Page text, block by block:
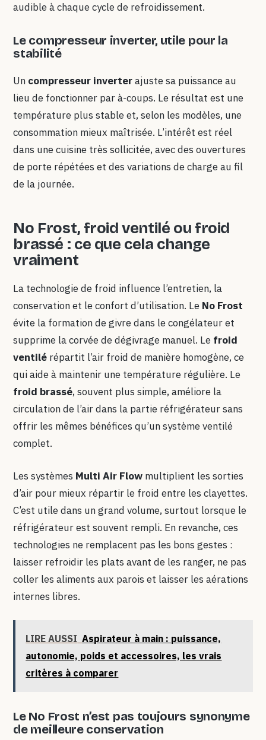
audible à chaque cycle de refroidissement.
Le compresseur inverter, utile pour la
stabilité
Un compresseur inverterajuste sa puissance au
lieu de fonctionner par à-coups. Le résultat est une
température plus stable et, selon les modèles, une
consommation mieux maîtrisée. L’intérêt est réel
dans une cuisine très sollicitée, avec des ouvertures
de porte répétées et des variations de charge au fil
de la journée.
No Frost, froid ventilé ou froid
brassé : ce que cela change
vraiment
La technologie de froid influence l’entretien, la
conservation et le confort d’utilisation. Le No Frost
évite la formation de givre dans le congélateur et
supprime la corvée de dégivrage manuel. Le froid
ventilé répartit l’air froid de manière homogène, ce
qui aide à maintenir une température régulière. Le
froid brassé, souvent plus simple, améliore la
circulation de l’air dans la partie réfrigérateur sans
offrir les mêmes bénéfices qu’un système ventilé
complet.
Les systèmes Multi Air Flow multiplient les sorties
d’air pour mieux répartir le froid entre les clayettes.
C’est utile dans un grand volume, surtout lorsque le
réfrigérateur est souvent rempli. En revanche, ces
technologies ne remplacent pas les bons gestes :
laisser refroidir les plats avant de les ranger, ne pas
coller les aliments aux parois et laisser les aérations
internes libres.
LIRE AUSSI Aspirateur à main : puissance,
autonomie, poids et accessoires, les vrais
critères à comparer
Le No Frost n’est pas toujours synonyme
de meilleure conservation